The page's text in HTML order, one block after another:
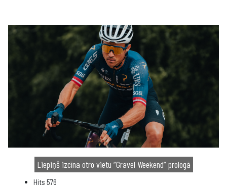
Liepiņš izcīna otro vietu “Gravel Weekend” prologā
Hits 576